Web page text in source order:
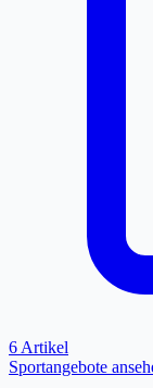
6 Artikel
Sportangebote